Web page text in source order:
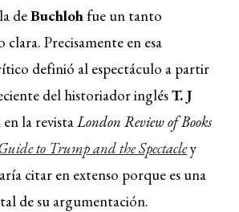
deBuchloh fue un tanto
clara. Precisamente en esa
definió al espectáculo a partir
del historiador inglésT. J
en la revistaLondon Review of Books
to Trump and the Spectacley
citar en extenso porque es una
de su argumentación.